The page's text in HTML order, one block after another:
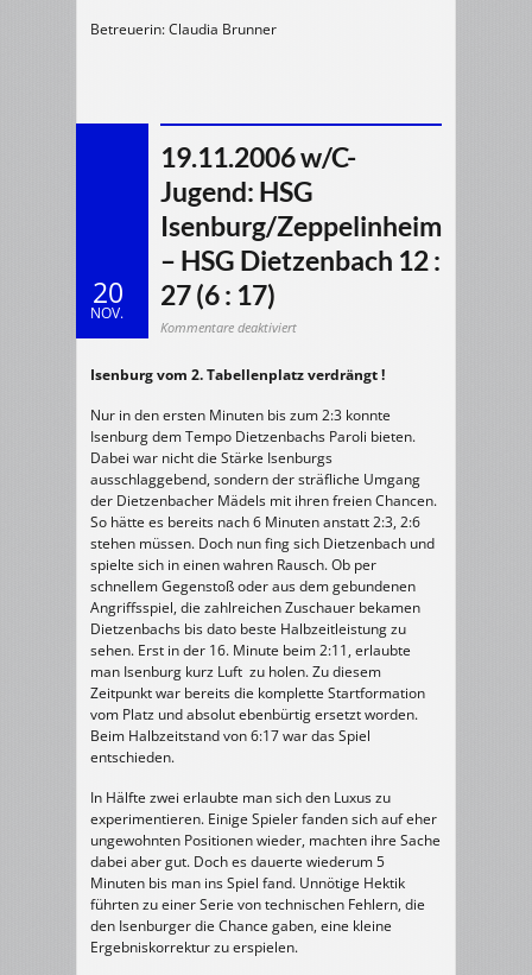
Betreuerin: Claudia Brunner
20
NOV.
19.11.2006 w/C-
Jugend: HSG
Isenburg/Zeppelinheim
– HSG Dietzenbach 12 :
27 (6 : 17)
Kommentare deaktiviertfür
HSG
Isenburg/Zeppelinheim
Dietzenbach
12
:
27
(6
:
17)
Isenburg vom 2. Tabellenplatz verdrängt !
Nur in den ersten Minuten bis zum 2:3 konnte
Isenburg dem Tempo Dietzenbachs Paroli bieten.
Dabei war nicht die Stärke Isenburgs
ausschlaggebend, sondern der sträfliche Umgang
der Dietzenbacher Mädels mit ihren freien Chancen.
So hätte es bereits nach 6 Minuten anstatt 2:3, 2:6
stehen müssen. Doch nun fing sich Dietzenbach und
spielte sich in einen wahren Rausch. Ob per
schnellem Gegenstoß oder aus dem gebundenen
Angriffsspiel, die zahlreichen Zuschauer bekamen
Dietzenbachs bis dato beste Halbzeitleistung zu
sehen. Erst in der 16. Minute beim 2:11, erlaubte
man Isenburg kurz Luft zu holen. Zu diesem
Zeitpunkt war bereits die komplette Startformation
vom Platz und absolut ebenbürtig ersetzt worden.
Beim Halbzeitstand von 6:17 war das Spiel
entschieden.
In Hälfte zwei erlaubte man sich den Luxus zu
experimentieren. Einige Spieler fanden sich auf eher
ungewohnten Positionen wieder, machten ihre Sache
dabei aber gut. Doch es dauerte wiederum 5
Minuten bis man ins Spiel fand. Unnötige Hektik
führten zu einer Serie von technischen Fehlern, die
den Isenburger die Chance gaben, eine kleine
Ergebniskorrektur zu erspielen.